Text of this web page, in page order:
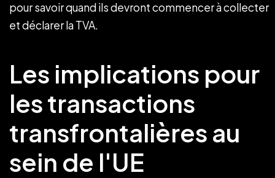
pour savoir quand ils devront commencer à collecter
et déclarer la TVA.
Les implications pour
les transactions
transfrontalières au
sein de l'UE